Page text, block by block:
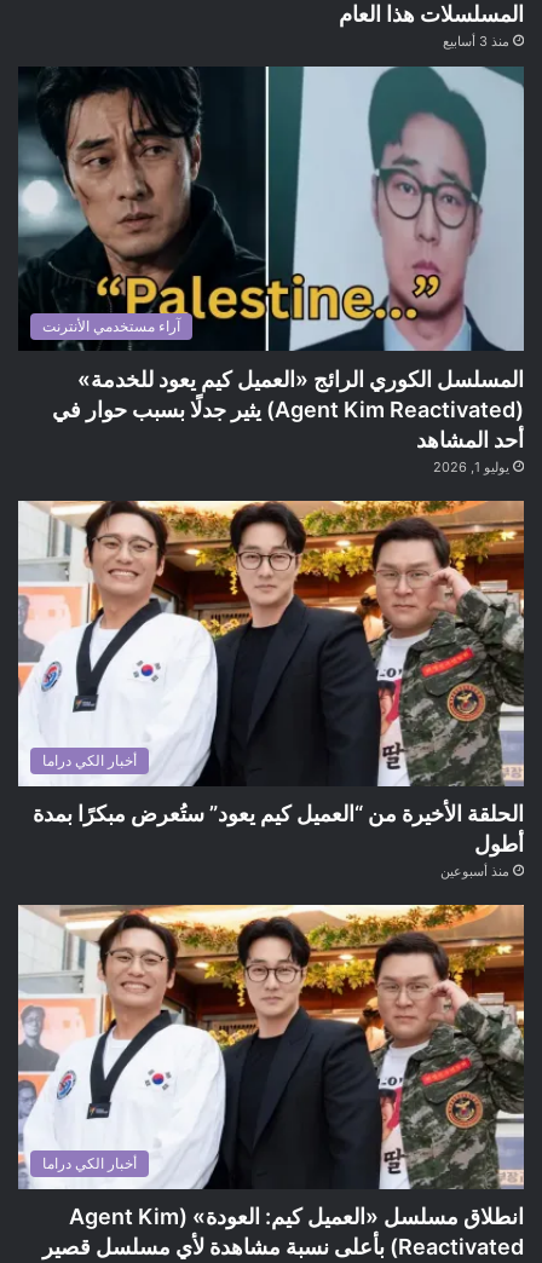
المسلسلات هذا العام
منذ 3 أسابيع
آراء مستخدمي الأنترنت
المسلسل الكوري الرائج «العميل كيم يعود للخدمة»
(Agent Kim Reactivated) يثير جدلًا بسبب حوار في
أحد المشاهد
يوليو 1, 2026
أخبار الكي دراما
الحلقة الأخيرة من “العميل كيم يعود” ستُعرض مبكرًا بمدة
أطول
منذ أسبوعين
أخبار الكي دراما
انطلاق مسلسل «العميل كيم: العودة» (Agent Kim
Reactivated) بأعلى نسبة مشاهدة لأي مسلسل قصير